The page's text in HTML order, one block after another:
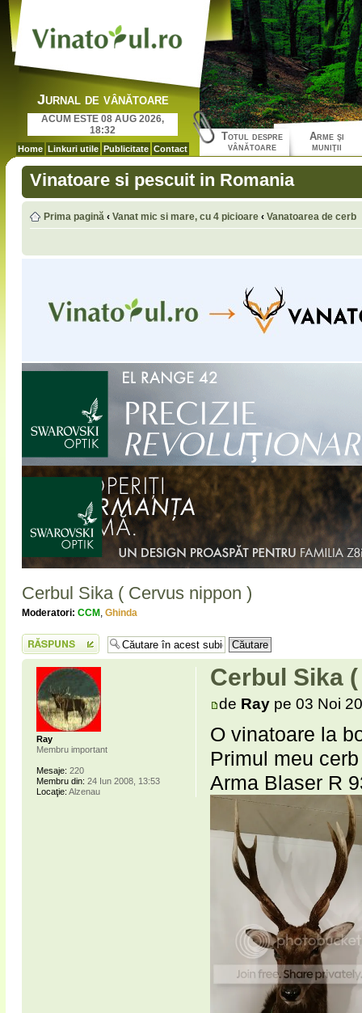
Jurnal de vânătoare
ACUM ESTE 08 AUG 2026,
18:32
Home Linkuri utile Publicitate Contact
Totul despre
vânătoare
Arme şi
muniţii
Vinatoare si pescuit in Romania
Prima pagină ‹ Vanat mic si mare, cu 4 picioare ‹ Vanatoarea de cerb
Cerbul Sika ( Cervus nippon )
Moderatori: CCM , Ghinda
Scrie un răspuns
Cerbul Sika
de Ray pe 03 Noi
O vinatoare la
Primul meu
Arma Blaser R
Ray
Membru important
Mesaje: 220
Membru din: 24 Iun 2008, 13:53
Locaţie: Alzenau